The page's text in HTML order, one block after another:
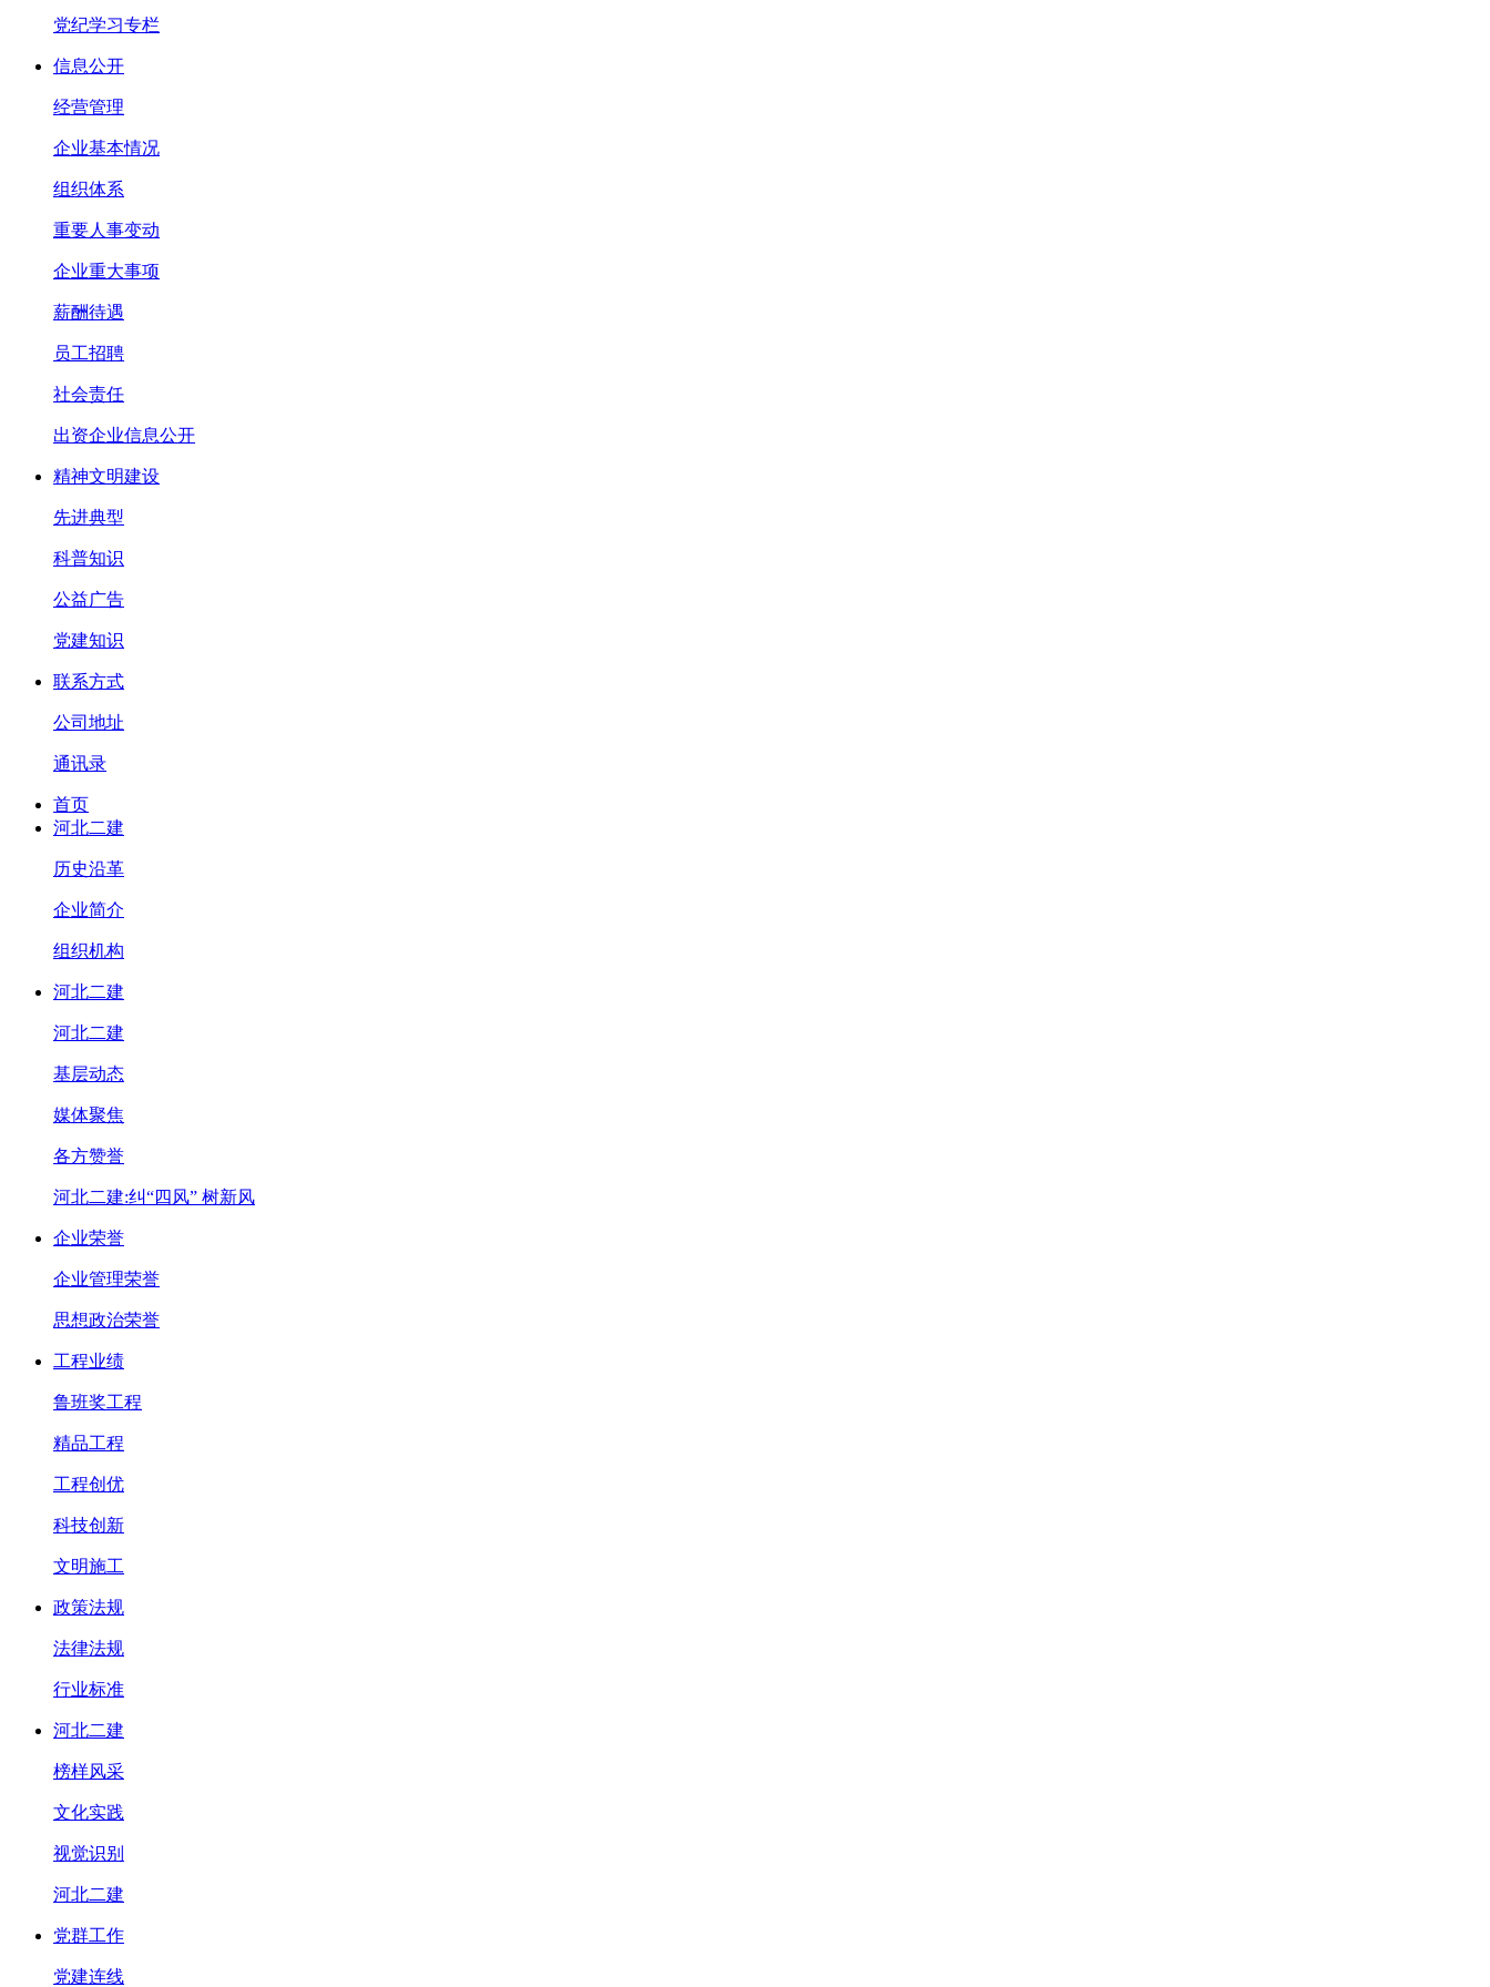
党纪学习专栏
信息公开
经营管理
企业基本情况
组织体系
重要人事变动
企业重大事项
薪酬待遇
员工招聘
社会责任
出资企业信息公开
精神文明建设
先进典型
科普知识
公益广告
党建知识
联系方式
公司地址
通讯录
首页
河北二建
历史沿革
企业简介
组织机构
河北二建
河北二建
基层动态
媒体聚焦
各方赞誉
河北二建:纠“四风” 树新风
企业荣誉
企业管理荣誉
思想政治荣誉
工程业绩
鲁班奖工程
精品工程
工程创优
科技创新
文明施工
政策法规
法律法规
行业标准
河北二建
榜样风采
文化实践
视觉识别
河北二建
党群工作
党建连线